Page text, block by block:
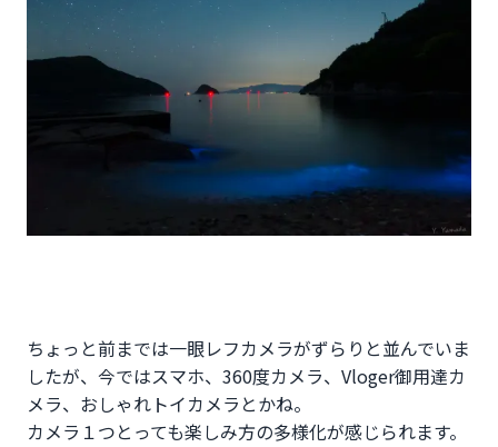
ちょっと前までは一眼レフカメラがずらりと並んでいま
したが、今ではスマホ、360度カメラ、Vloger御用達カ
メラ、おしゃれトイカメラとかね。
カメラ１つとっても楽しみ方の多様化が感じられます。